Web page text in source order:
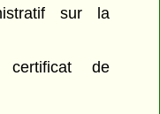
sur la
certificat de